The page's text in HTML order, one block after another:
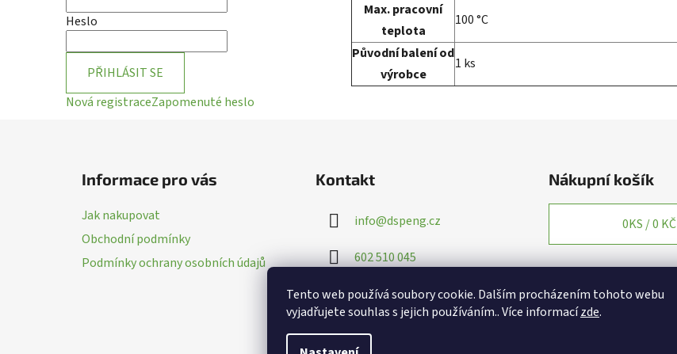
Tento web používá soubory cookie. Dalším procházením tohoto webu
vyjadřujete souhlas s jejich používáním.. Více informacízde.
Heslo
PŘIHLÁSIT SE
Nová registraceZapomenuté heslo
Max. pracovní
teplota
100°C
Původní balení od
výrobce
1 ks
Informace pro vás
Jak nakupovat
Obchodní podmínky
Podmínky ochrany osobních údajů
Kontakt
info@dspeng.cz
602 510 045
Nákupní košík
0KS /0 KČ